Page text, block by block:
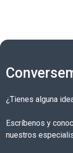
¿Tienes alguna
Escríbenos y
nuestros